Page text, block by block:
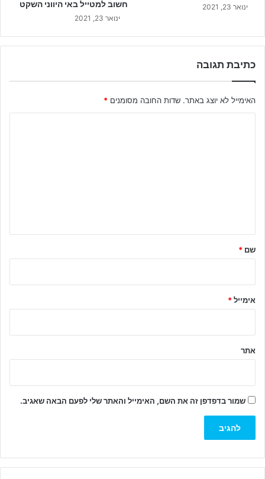
ינואר 23, 2021 חשוב למטייל באי היווני השקט
ינואר 23, 2021
כתיבת תגובה
האימייל לא יוצג באתר. שדות החובה מסומנים *
ל
שם *
אימייל*
אתר
שמור בדפדפן זה את השם, האימייל והאתר שלי לפעם הבאה שאגיב.